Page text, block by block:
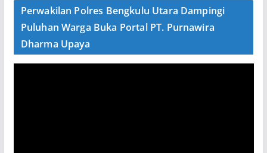
Perwakilan Polres Bengkulu Utara Dampingi
Puluhan Warga Buka Portal PT. Purnawira
Dharma Upaya